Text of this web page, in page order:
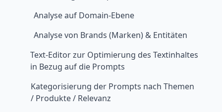
Analyse auf Domain-Ebene
Analyse von Brands (Marken) & Entitäten
Text-Editor zur Optimierung des Textinhaltes
in Bezug auf die Prompts
Kategorisierung der Prompts nach Themen
/ Produkte / Relevanz